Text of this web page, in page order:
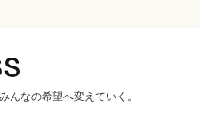
んなの希望へ変えていく。